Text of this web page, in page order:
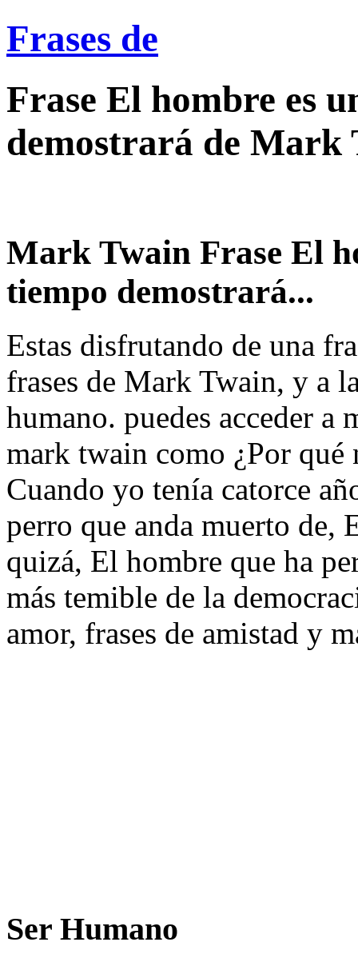
Frases de
Frase El hombre es
demostrará de Mark
Mark Twain Frase El
tiempo demostrará...
Estas disfrutando de una
frases de Mark Twain, y a
humano. puedes acceder a
mark twain como ¿Por qué
Cuando yo tenía catorce
perro que anda muerto de,
quizá, El hombre que ha
más temible de la
amor, frases de amistad y
Ser Humano